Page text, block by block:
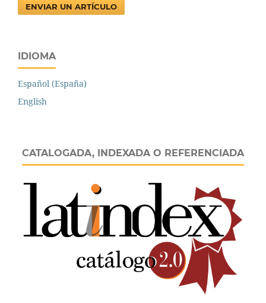
ENVIAR UN ARTÍCULO
IDIOMA
Español (España)
English
CATALOGADA, INDEXADA O REFERENCIADA